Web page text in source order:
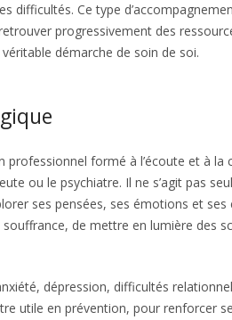
difficultés. Ce type
progressivement des
démarche de soin de soi.
formé à l’écoute et à la
ou le psychiatre. Il ne s’agit pas
ses pensées, ses émotions et
de mettre en lumière des
dépression, difficultés
utile en prévention, pour renforcer